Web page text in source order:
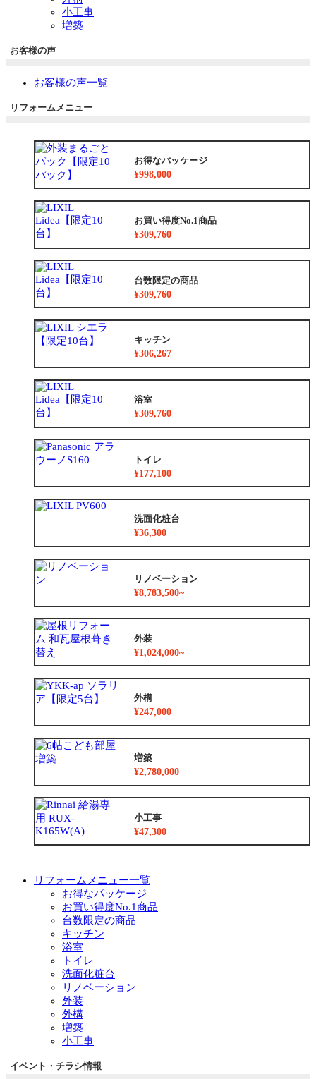
小工事
増築
お客様の声
お客様の声一覧
リフォームメニュー
お得なパッケージ
¥998,000
お買い得度No.1商品
¥309,760
台数限定の商品
¥309,760
キッチン
¥306,267
浴室
¥309,760
トイレ
¥177,100
洗面化粧台
¥36,300
リノベーション
¥8,783,500~
外装
¥1,024,000~
外構
¥247,000
増築
¥2,780,000
小工事
¥47,300
リフォームメニュー一覧
お得なパッケージ
お買い得度No.1商品
台数限定の商品
キッチン
浴室
トイレ
洗面化粧台
リノベーション
外装
外構
増築
小工事
イベント・チラシ情報